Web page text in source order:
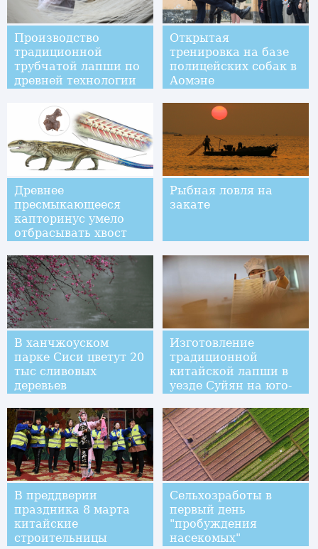
Производство
традиционной
трубчатой лапши по
древней технологии
Открытая
тренировка на базе
полицейских собак в
Аомэне
Древнее
пресмыкающееся
капторинус умело
отбрасывать хвост
Рыбная ловля на
закате
В ханчжоуском
парке Сиси цветут 20
тыс сливовых
деревьев
Изготовление
традиционной
китайской лапши в
уезде Суйян на юго-
В преддверии
праздника 8 марта
китайские
строительницы
Сельхозработы в
первый день
"пробуждения
насекомых"